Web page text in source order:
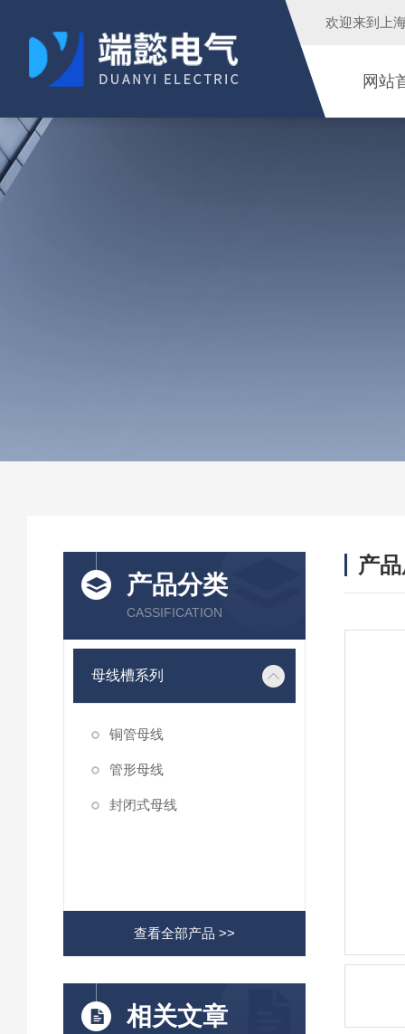
欢迎来到 上
网站
产品分类
CASSIFICATION
母线槽系列
铜管母线
管形母线
封闭式母线
查看全部产品 >>
相关文章
产